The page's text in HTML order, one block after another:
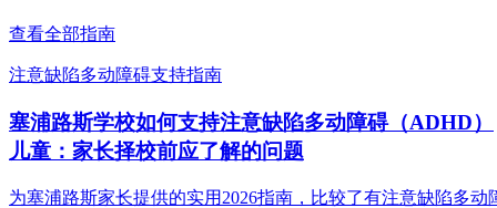
查看全部指南
注意缺陷多动障碍支持指南
塞浦路斯学校如何支持注意缺陷多动障碍（ADHD）
儿童：家长择校前应了解的问题
为塞浦路斯家长提供的实用2026指南，比较了有注意缺陷多动